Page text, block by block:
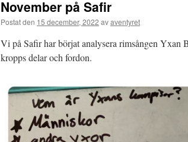
November på Safir
Postat den 15 december, 2022 avaventyret
Vi på Safir har börjat analysera rimsången Yxan
kropps delar och fordon.